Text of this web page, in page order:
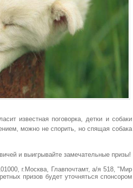
известная поговорка, детки и собаки
можно не спорить, но спящая собака
и выигрывайте замечательные призы!
г.Москва, Главпочтамт, а/я 518, "Мир
призов будет уточняться спонсором